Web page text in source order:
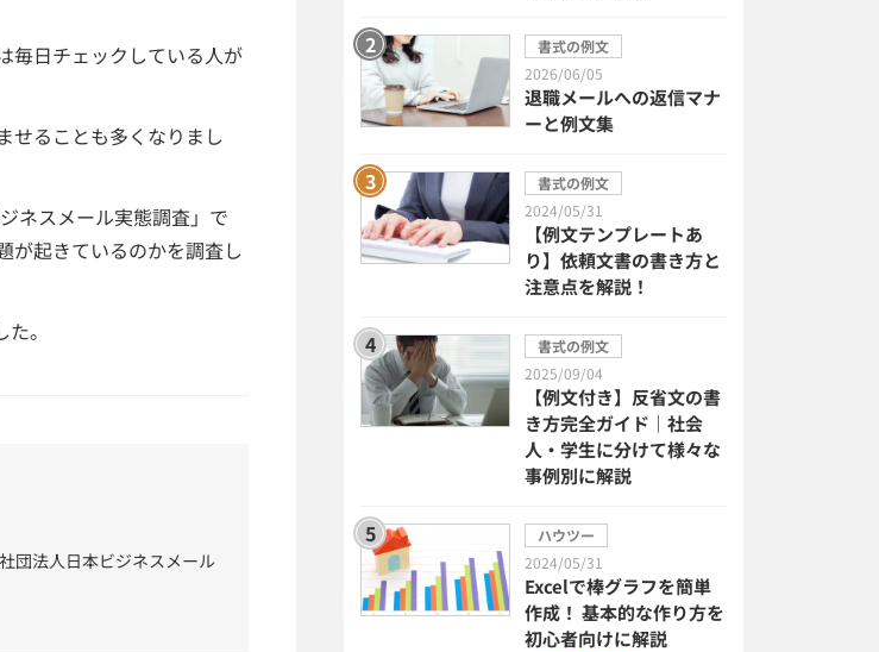
毎日チェックしている人が
せることも多くなりまし
ネスメール実態調査」で
が起きているのかを調査し
。
団法人日本ビジネスメール
書式の例文
2026/06/05
退職メールへの返信マナ
ーと例文集
書式の例文
2024/05/31
【例文テンプレートあ
り】依頼文書の書き方と
注意点を解説！
書式の例文
2025/09/04
【例文付き】反省文の書
き方完全ガイド｜社会
人・学生に分けて様々な
事例別に解説
ハウツー
2024/05/31
Excelで棒グラフを簡単
作成！ 基本的な作り方を
初心者向けに解説